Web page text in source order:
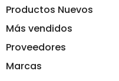
Productos Nuevos
Más vendidos
Proveedores
Marcas